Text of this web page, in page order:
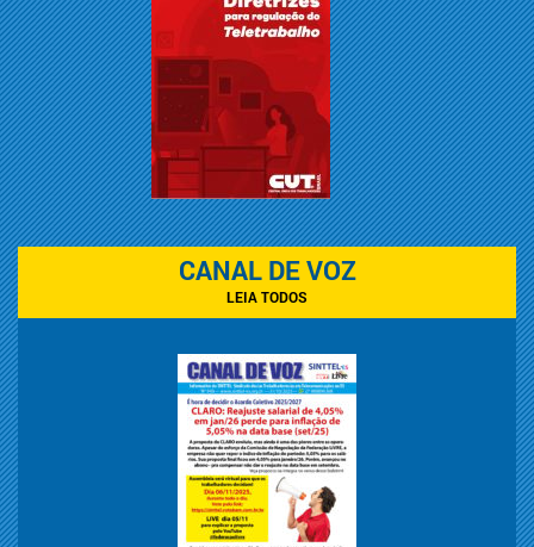
CANAL DE VOZ
LEIA TODOS